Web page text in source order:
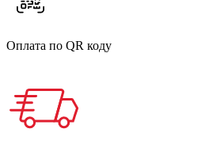
Оплата по QR коду